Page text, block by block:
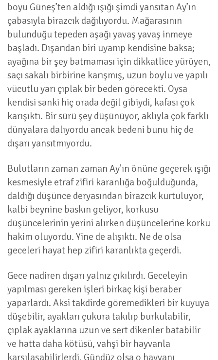
boyu Güneş’ten aldığı ışığı şimdi yansıtan Ay’ın
çabasıyla birazcık dağılıyordu. Mağarasının
bulunduğu tepeden aşağı yavaş yavaş inmeye
başladı. Dışarıdan biri uyanıp kendisine baksa;
ayağına bir şey batmaması için dikkatlice yürüyen,
saçı sakalı birbirine karışmış, uzun boylu ve yapılı
vücutlu yarı çıplak bir beden görecekti. Oysa
kendisi sanki hiç orada değil gibiydi, kafası çok
karışıktı. Bir sürü şey düşünüyor, aklıyla çok farklı
dünyalara dalıyordu ancak bedeni bunu hiç de
dışarı yansıtmıyordu.
Bulutların zaman zaman Ay’ın önüne geçerek ışığı
kesmesiyle etraf zifiri karanlığa boğulduğunda,
daldığı düşünce deryasından birazcık kurtuluyor,
kalbi beynine baskın geliyor, korkusu
düşüncelerinin yerini alırken düşüncelerine korku
hakim oluyordu. Yine de alışıktı. Ne de olsa
geceleri hayat hep zifiri karanlıkta geçerdi.
Gece nadiren dışarı yalnız çıkılırdı. Geceleyin
yapılması gereken işleri birkaç kişi beraber
yaparlardı. Aksi takdirde göremedikleri bir kuyuya
düşebilir, ayakları çukura takılıp burkulabilir,
çıplak ayaklarına uzun ve sert dikenler batabilir
ve hatta daha kötüsü, vahşi bir hayvanla
karşılaşabilirlerdi. Gündüz olsa o hayvanı